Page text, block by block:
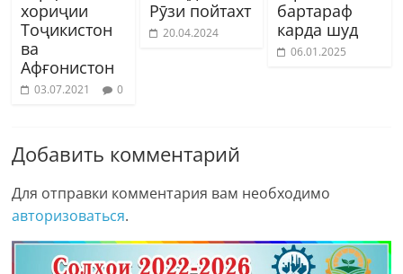
хориҷии
Тоҷикистон
ва
Афғонистон
03.07.2021 0
Рӯзи пойтахт
20.04.2024
бартараф
карда шуд
06.01.2025
Добавить комментарий
Для отправки комментария вам необходимо
авторизоваться.